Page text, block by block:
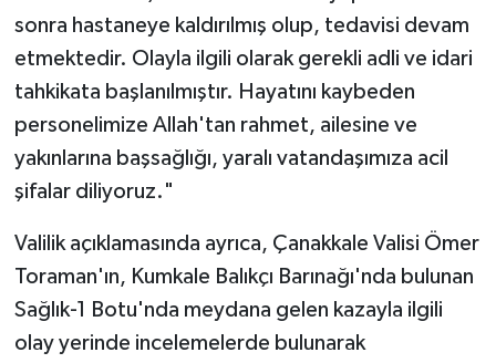
sonra hastaneye kaldırılmış olup, tedavisi devam
etmektedir. Olayla ilgili olarak gerekli adli ve idari
tahkikata başlanılmıştır. Hayatını kaybeden
personelimize Allah'tan rahmet, ailesine ve
yakınlarına başsağlığı, yaralı vatandaşımıza acil
şifalar diliyoruz."
Valilik açıklamasında ayrıca, Çanakkale Valisi Ömer
Toraman'ın, Kumkale Balıkçı Barınağı'nda bulunan
Sağlık-1 Botu'nda meydana gelen kazayla ilgili
olay yerinde incelemelerde bulunarak